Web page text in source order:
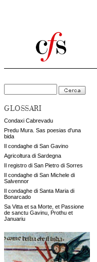
GLOSSARI
Condaxi Cabrevadu
Predu Mura. Sas poesias d'una
bida
Il condaghe di San Gavino
Agricoltura di Sardegna
Il registro di San Pietro di Sorres
Il condaghe di San Michele di
Salvennor
Il condaghe di Santa Maria di
Bonarcado
Sa Vitta et sa Morte, et Passione
de sanctu Gavinu, Prothu et
Januariu